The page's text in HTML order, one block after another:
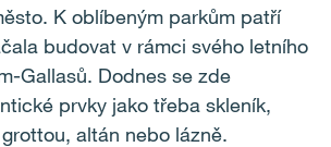
K oblíbeným parkům patří
budovat v rámci svého letního
Gallasů. Dodnes se zde
prvky jako třeba skleník,
altán nebo lázně.